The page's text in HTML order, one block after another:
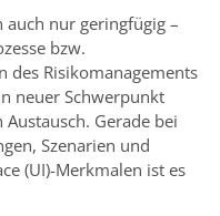
auch nur geringfügig –
bzw.
des Risikomanagements
neuer Schwerpunkt
Gerade bei
Szenarien und
(UI)-Merkmalen ist es